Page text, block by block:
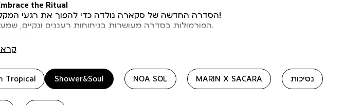
the Ritual
!הסדרה החדשה של סקארה נולדה כדי להפוך את רגעי
.הפורמולות בסדרה מעושרות בניחוחות רעננים ונקיים,
!המרקמים העדינים מפנקים את העור ומשמרים אתקרא
נסיכות MARIN X SACARA
NOA SOL
Shower&Soul
Tropical